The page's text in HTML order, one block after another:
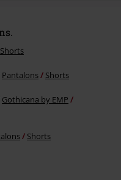
Pantalons Shorts
Gothicana by EMP
Shorts